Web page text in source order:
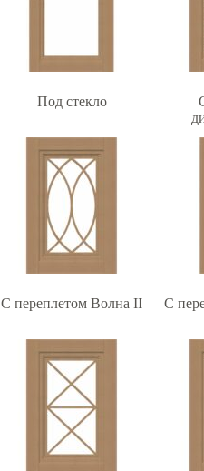
Под стекло
С переплетом Волна II С